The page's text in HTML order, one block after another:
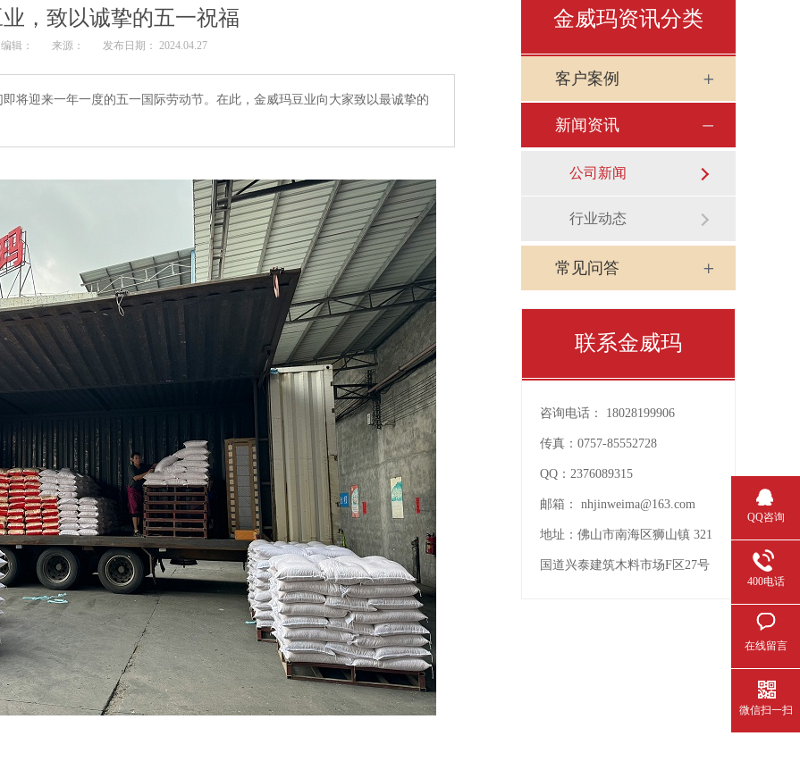
，致以诚挚的五一祝福
编辑： 来源： 发布日期： 2024.04.27
将迎来一年一度的五一国际劳动节。在此，金威玛豆业向大家致以最诚挚的
金威玛资讯分类
客户案例
新闻资讯
公司新闻
行业动态
常见问答
联系金威玛
咨询电话： 18028199906
传真： 0757-85552728
QQ： 2376089315
邮箱： nhjinweima@163.com
地址： 佛山市南海区狮山镇 321
国道兴泰建筑木料市场F区27号
QQ咨询
400电话
在线留言
微信扫一扫